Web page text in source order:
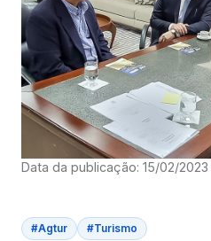
Data da publicação: 15/02/2023
#Agtur #Turismo